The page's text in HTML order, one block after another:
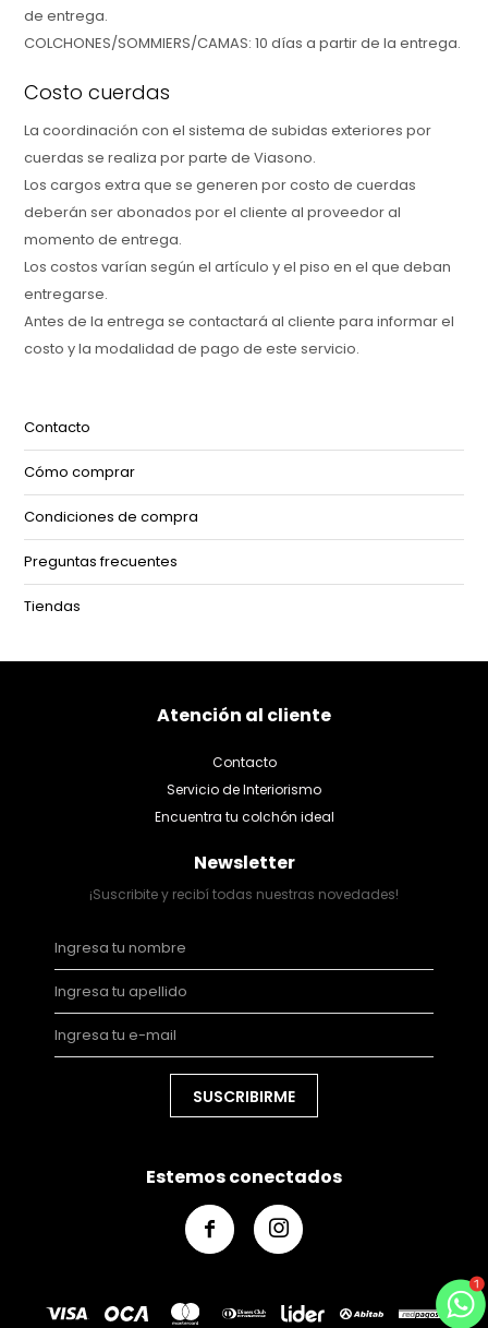
de entrega.
COLCHONES/SOMMIERS/CAMAS: 10 días a partir de la entrega.
Costo cuerdas
La coordinación con el sistema de subidas exteriores por
cuerdas se realiza por parte de Viasono.
Los cargos extra que se generen por costo de cuerdas
deberán ser abonados por el cliente al proveedor al
momento de entrega.
Los costos varían según el artículo y el piso en el que deban
entregarse.
Antes de la entrega se contactará al cliente para informar el
costo y la modalidad de pago de este servicio.
Contacto
Cómo comprar
Condiciones de compra
Preguntas frecuentes
Tiendas
Atención al cliente
Contacto
Servicio de Interiorismo
Encuentra tu colchón ideal
Newsletter
¡Suscribite y recibí todas nuestras novedades!
SUSCRIBIRME
Estemos conectados
 